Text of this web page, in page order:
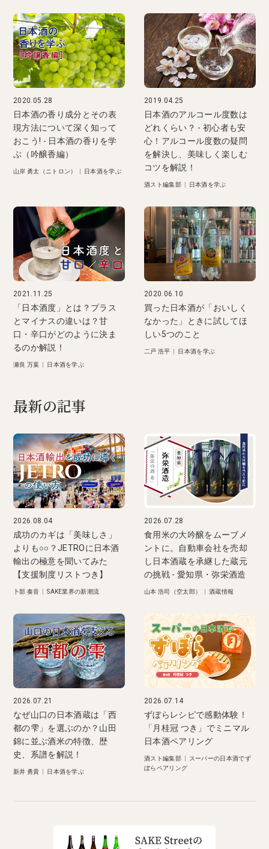
2020.05.28
日本酒の香り成分とその表
現方法について深く知って
おこう! - 日本酒の香りを学
ぶ（吟醸香編）
山岸 勇太（ニトロン） 日本酒を学ぶ
2019.04.25
日本酒のアルコール度数は
どれくらい？ - 初心者も安
心！アルコール度数の疑問
を解決し、美味しく楽しむ
コツを解説！
酒スト編集部 日本酒を学ぶ
2021.11.25
「日本酒度」とは？プラス
とマイナスの違いは？甘
口・辛口がどのように決ま
るのか解説！
瀬良 万葉 日本酒を学ぶ
2020.06.10
買った日本酒が「おいしく
なかった」ときに試してほ
しい5つのこと
二戸 浩平 日本酒を学ぶ
最新の記事
2026.08.04
成功のカギは「美味しさ」
よりも○○？JETROに日本酒
輸出の極意を聞いてみた
【支援制度リストつき】
卜部 奏音 |SAKE業界の新潮流
2026.07.28
食用米の大吟醸をムーブメ
ントに。自動車会社を売却
し日本酒蔵を承継した蔵元
の挑戦 - 愛知県・弥栄酒造
山本 浩司（空太郎） 酒蔵情報
2026.07.21
なぜ山口の日本酒蔵は「西
都の雫」を選ぶのか？山田
錦に並ぶ酒米の特徴、歴
史、系譜を解説！
新井 勇貴 日本酒を学ぶ
2026.07.14
ずぼらレシピで感動体験！
「月桂冠 つき」でミニマル
日本酒ペアリング
酒スト編集部
スーパーの日本酒でず
ぼらペアリング